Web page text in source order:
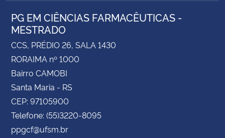
PG EM CIÊNCIAS FARMACÊUTICAS -
MESTRADO
CCS, PRÉDIO 26, SALA 1430
RORAIMA nº 1000
Bairro CAMOBI
Santa Maria - RS
CEP: 97105900
Telefone: (55)3220-8095
ppgcf@ufsm.br